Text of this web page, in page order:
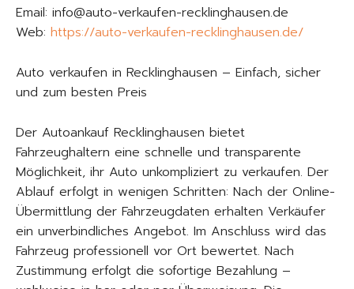
Email: info@auto-verkaufen-recklinghausen.de
Web: https://auto-verkaufen-recklinghausen.de/
Auto verkaufen in Recklinghausen – Einfach, sicher
und zum besten Preis
Der Autoankauf Recklinghausen bietet
Fahrzeughaltern eine schnelle und transparente
Möglichkeit, ihr Auto unkompliziert zu verkaufen. Der
Ablauf erfolgt in wenigen Schritten: Nach der Online-
Übermittlung der Fahrzeugdaten erhalten Verkäufer
ein unverbindliches Angebot. Im Anschluss wird das
Fahrzeug professionell vor Ort bewertet. Nach
Zustimmung erfolgt die sofortige Bezahlung –